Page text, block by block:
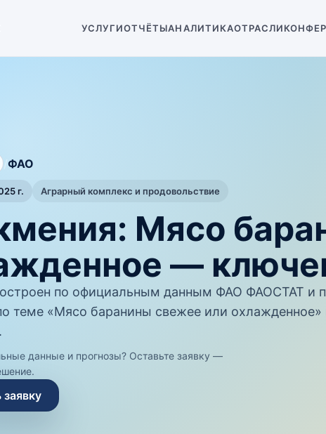
УСЛУГИОТЧЁТЫАНАЛИТИКАОТРАСЛИ
/ФАО
г. Аграрный комплекс и продовольствие
Мясо
—
по официальным данным ФАО ФАОСТАТ и
теме «Мясо баранины свежее или охлажденное»
данные и прогнозы? Оставьте заявку —
заявку